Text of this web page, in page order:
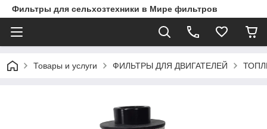
Фильтры для сельхозтехники в Мире фильтров
Товары и услуги ФИЛЬТРЫ ДЛЯ ДВИГАТЕЛЕЙ